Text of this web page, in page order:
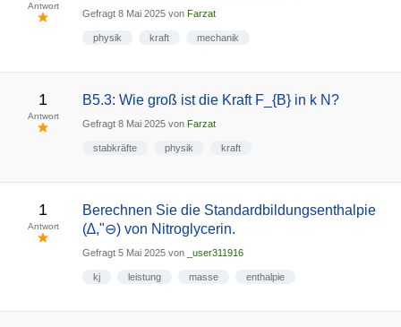
Antwort
Gefragt 8 Mai 2025 von Farzat
physik kraft mechanik
1
Antwort
B5.3: Wie groß ist die Kraft F_{B} in k N?
Gefragt 8 Mai 2025 von Farzat
stabkräfte physik kraft
1
Antwort
Berechnen Sie die Standardbildungsenthalpie
(∆,"⊖) von Nitroglycerin.
Gefragt 5 Mai 2025 von _user311916
kj leistung masse enthalpie